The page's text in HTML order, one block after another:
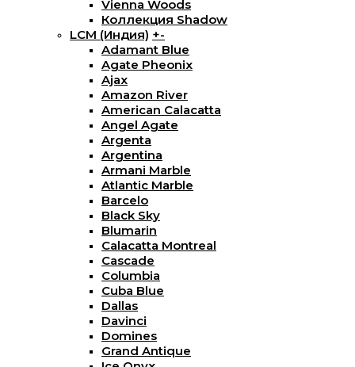
Vienna Woods
Коллекция Shadow
LCM (Индия) +-
Adamant Blue
Agate Pheonix
Ajax
Amazon River
American Calacatta
Angel Agate
Argenta
Argentina
Armani Marble
Atlantic Marble
Barcelo
Black Sky
Blumarin
Calacatta Montreal
Cascade
Columbia
Cuba Blue
Dallas
Davinci
Domines
Grand Antique